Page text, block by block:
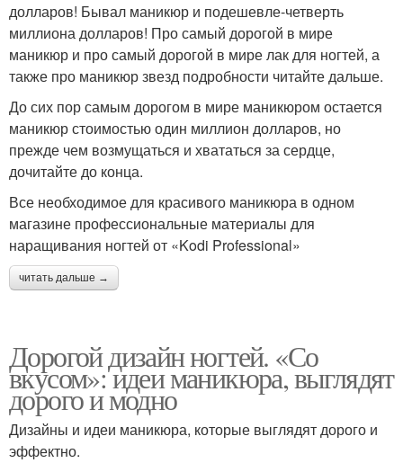
долларов! Бывал маникюр и подешевле-четверть
миллиона долларов! Про самый дорогой в мире
маникюр и про самый дорогой в мире лак для ногтей, а
также про маникюр звезд подробности читайте дальше.
До сих пор самым дорогом в мире маникюром остается
маникюр стоимостью один миллион долларов, но
прежде чем возмущаться и хвататься за сердце,
дочитайте до конца.
Все необходимое для красивого маникюра в одном
магазине профессиональные материалы для
наращивания ногтей от «Kodi Professional»
читать дальше →
Дорогой дизайн ногтей. «Со
вкусом»: идеи маникюра, выглядят
дорого и модно
Дизайны и идеи маникюра, которые выглядят дорого и
эффектно.